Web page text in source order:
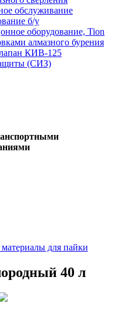
обслуживание
б/у
оборудование, Tion
алмазного бурения
КИВ-125
(СИЗ)
для пайки
40 л